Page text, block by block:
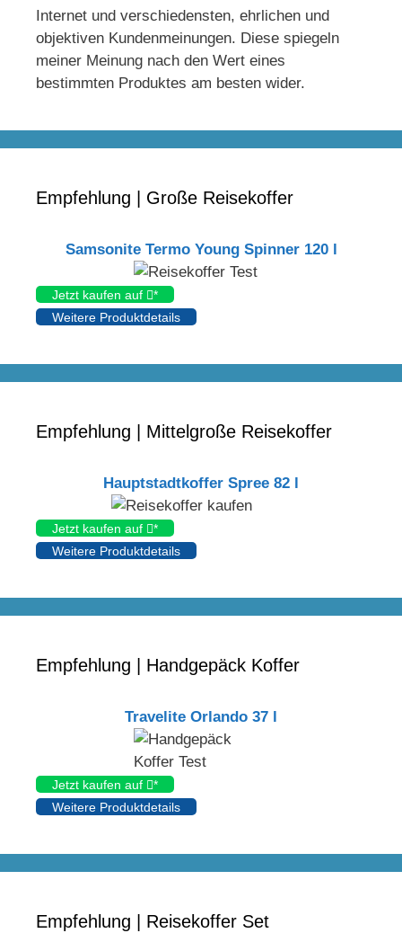
Internet und verschiedensten, ehrlichen und
objektiven Kundenmeinungen. Diese spiegeln
meiner Meinung nach den Wert eines
bestimmten Produktes am besten wider.
Empfehlung | Große Reisekoffer
Samsonite Termo Young Spinner 120 l
Jetzt kaufen auf
*
Weitere Produktdetails
Empfehlung | Mittelgroße Reisekoffer
Hauptstadtkoffer Spree 82 l
Jetzt kaufen auf
*
Weitere Produktdetails
Empfehlung | Handgepäck Koffer
Travelite Orlando 37 l
Jetzt kaufen auf
*
Weitere Produktdetails
Empfehlung | Reisekoffer Set